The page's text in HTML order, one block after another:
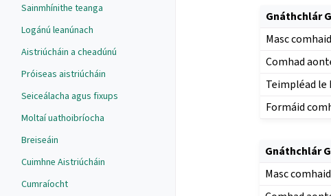
Sainmhínithe teanga
Logánú leanúnach
Aistriúcháin a cheadúnú
Próiseas aistriúcháin
Seiceálacha agus fixups
Moltaí uathoibríocha
Breiseáin
Cuimhne Aistriúcháin
Cumraíocht
Gnáthchlár
Masc comhaid
Comhad
Teimpléad le
Formáid
Gnáthchlár
Masc comhaid